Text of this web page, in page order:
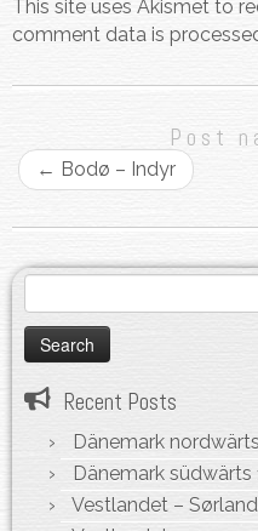
This site uses Akismet to
comment data is
Post
← Bodø – Indyr
for:
Recent Posts
Dänemark nordwärts
Dänemark südwärts
Vestlandet –